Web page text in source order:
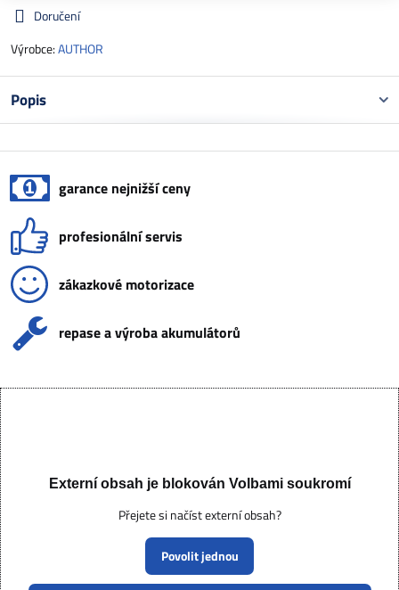
Doručení
Výrobce:AUTHOR
Popis
garance nejnižší ceny
profesionální servis
zákazkové motorizace
repase a výroba akumulátorů
Externí obsah je blokován Volbami soukromí
Přejete si načíst externí obsah?
Povolit jednou